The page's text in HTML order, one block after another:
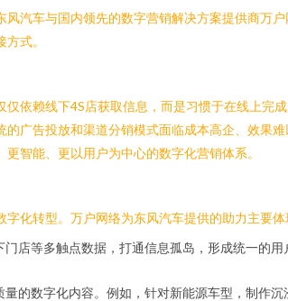
汽车与国内领先的数字营销解决方案提供商万
式。
依赖线下4S店获取信息，而是习惯于在线上完
广告投放和渠道分销模式面临成本高企、效果
智能、更以用户为中心的数字化营销体系。
化转型。万户网络为东风汽车提供的助力主要体
店等多触点数据，打通信息孤岛，形成统一的
的数字化内容。例如，针对新能源车型，制作